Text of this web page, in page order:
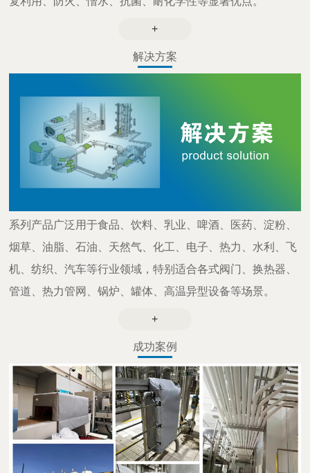
+
解决方案
系列产品广泛用于食品、饮料、乳业、啤酒、医药、淀粉、
烟草、油脂、石油、天然气、化工、电子、热力、水利、飞
机、纺织、汽车等行业领域，特别适合各式阀门、换热器、
管道、热力管网、锅炉、罐体、高温异型设备等场景。
+
成功案例